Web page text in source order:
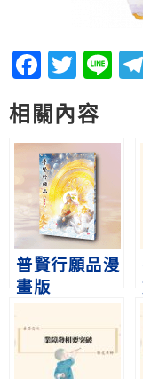
相關內容
普賢行願品漫
畫版